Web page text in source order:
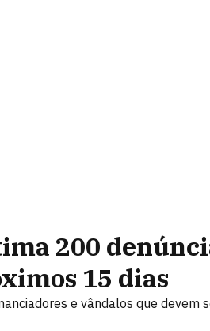
200
15 dias
e vândalos que devem